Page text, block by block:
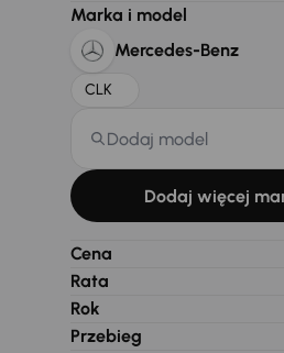
Marka i model
Mercedes-Benz
CLK
Dodaj model
Dodaj więcej
Cena
Rata
Rok
Przebieg